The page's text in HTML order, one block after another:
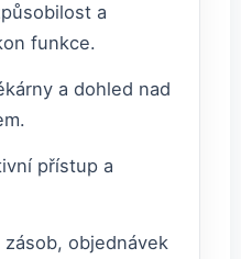
a
funkce.
a dohled nad
přístup a
objednávek